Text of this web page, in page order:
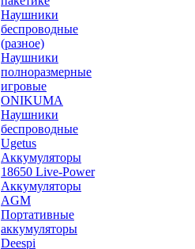
Наушники
беспроводные
(разное)
Наушники
полноразмерные
игровые
ONIKUMA
Наушники
беспроводные
Ugetus
Аккумуляторы
18650 Live-Power
Аккумуляторы
АGM
Портативные
аккумуляторы
Deespi